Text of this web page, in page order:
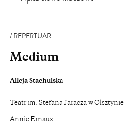
słowo
REPERTUAR
Medium
Alicja Stachulska
Teatr im. Stefana Jaracza w Olsztynie
Annie Ernaux